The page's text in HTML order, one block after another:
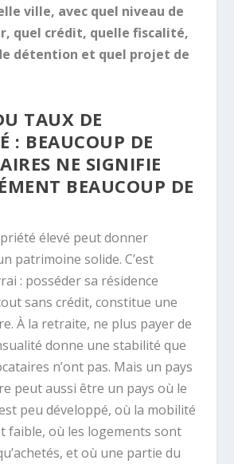
ville, avec quel niveau de
quel crédit, quelle fiscalité,
détention et quel projet de
TAUX DE
: BEAUCOUP DE
NE SIGNIFIE
BEAUCOUP DE
élevé peut donner
patrimoine solide. C’est
: posséder sa résidence
sans crédit, constitue une
À la retraite, ne plus payer de
donne une stabilité que
n’ont pas. Mais un pays
peut aussi être un pays où le
peu développé, où la mobilité
faible, où les logements sont
et où une partie du